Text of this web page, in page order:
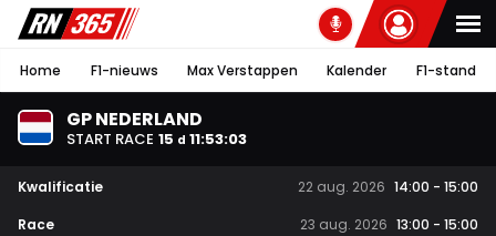
Home F1-nieuws Max Verstappen Kalender F1-stand
GP NEDERLAND
START RACE 15 d 11:53:02
Kwalificatie 22 aug. 2026 14:00 - 15:00
Race
23 aug. 2026 13:00 - 15:00